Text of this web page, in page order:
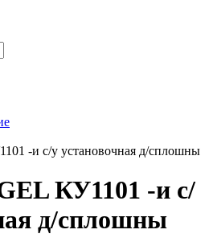
-и с/у установочная д/сплошны
КУ1101 -и с/
д/сплошны